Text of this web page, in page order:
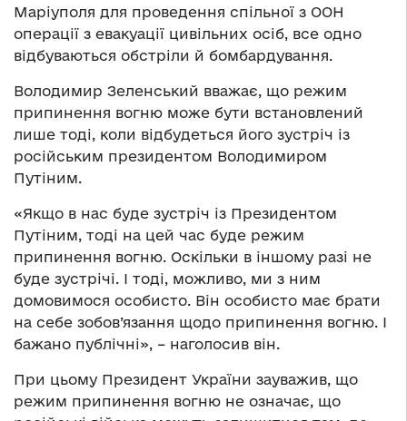
Маріуполя для проведення спільної з ООН
операції з евакуації цивільних осіб, все одно
відбуваються обстріли й бомбардування.
Володимир Зеленський вважає, що режим
припинення вогню може бути встановлений
лише тоді, коли відбудеться його зустріч із
російським президентом Володимиром
Путіним.
«Якщо в нас буде зустріч із Президентом
Путіним, тоді на цей час буде режим
припинення вогню. Оскільки в іншому разі не
буде зустрічі. І тоді, можливо, ми з ним
домовимося особисто. Він особисто має брати
на себе зобов’язання щодо припинення вогню. І
бажано публічні», – наголосив він.
При цьому Президент України зауважив, що
режим припинення вогню не означає, що